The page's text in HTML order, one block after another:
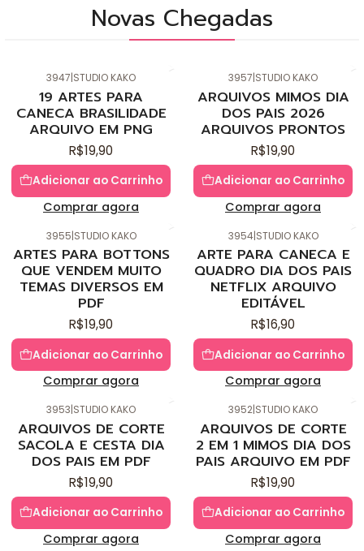
Novas Chegadas
3947|STUDIO KAKO
19 ARTES PARA
CANECA BRASILIDADE
ARQUIVO EM PNG
R$19,90
Adicionar ao Carrinho
Comprar agora
3957|STUDIO KAKO
ARQUIVOS MIMOS DIA
DOS PAIS 2026
ARQUIVOS PRONTOS
R$19,90
Adicionar ao Carrinho
Comprar agora
3955|STUDIO KAKO
ARTES PARA BOTTONS
QUE VENDEM MUITO
TEMAS DIVERSOS EM
PDF
R$19,90
Adicionar ao Carrinho
Comprar agora
3954|STUDIO KAKO
ARTE PARA CANECA E
QUADRO DIA DOS PAIS
NETFLIX ARQUIVO
EDITÁVEL
R$16,90
Adicionar ao Carrinho
Comprar agora
3953|STUDIO KAKO
ARQUIVOS DE CORTE
SACOLA E CESTA DIA
DOS PAIS EM PDF
R$19,90
Adicionar ao Carrinho
Comprar agora
3952|STUDIO KAKO
ARQUIVOS DE CORTE
2 EM 1 MIMOS DIA DOS
PAIS ARQUIVO EM PDF
R$19,90
Adicionar ao Carrinho
Comprar agora